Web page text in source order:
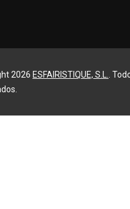
2026 ESFAIRISTIQUE, S.L.
.